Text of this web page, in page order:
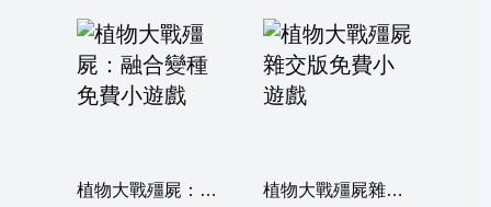
植物大戰殭屍：融合變種 植物大戰殭屍雜交版